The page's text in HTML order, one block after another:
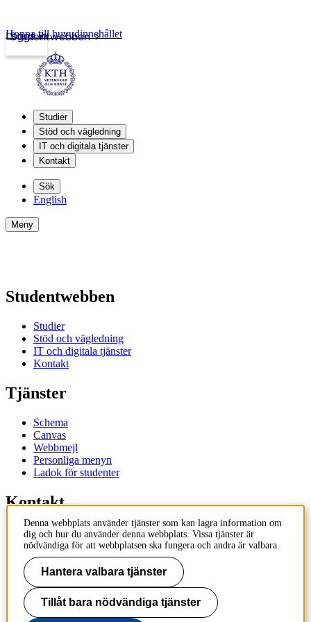
Studentwebben
Logga in
Hoppa till huvudinnehållet
Studier
Stöd och vägledning
IT och digitala tjänster
Kontakt
Sök
English
Meny
Studentwebben
Studier
Stöd och vägledning
IT och digitala tjänster
Kontakt
Tjänster
Schema
Canvas
Webbmejl
Personliga menyn
Ladok för studenter
Kontakt
Kontakta utbildningsprogram
Kontakta kurs
IT-support
KTH Entré
KTH
100 44 Stockholm
Denna webbplats använder tjänster som kan lagra information om
dig och hur du använder denna webbplats. Vissa tjänster är
nödvändiga för att webbplatsen ska fungera och andra är valbara.
Hantera valbara tjänster
Tillåt bara nödvändiga tjänster